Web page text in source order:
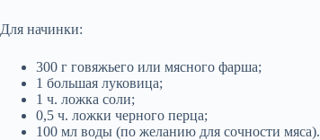
Для начинки:
300 г говяжьего или мясного фарша;
1 большая луковица;
1 ч. ложка соли;
0,5 ч. ложки черного перца;
100 мл воды (по желанию для сочности мяса).